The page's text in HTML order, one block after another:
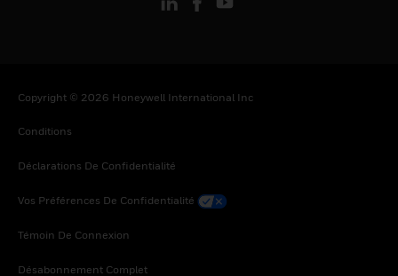
Copyright © 2026 Honeywell International Inc
Conditions
Déclarations De Confidentialité
Vos Préférences De Confidentialité
Témoin De Connexion
Désabonnement Complet